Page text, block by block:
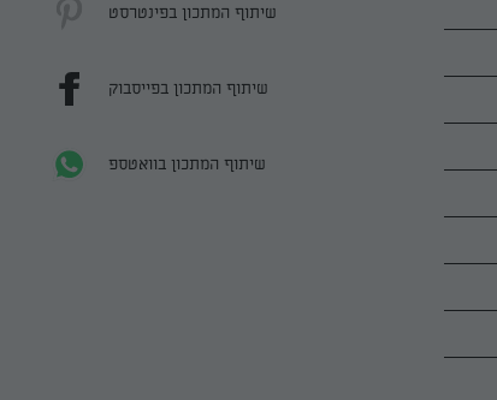
שיתוף המתכון בפינטרסט
שיתוף המתכון בפייסבוק
שיתוף המתכון בוואטספ